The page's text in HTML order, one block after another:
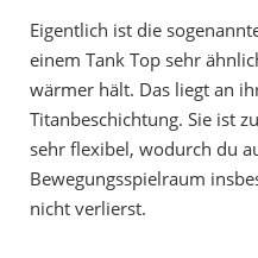
Eigentlich ist die
einem Tank Top sehr
wärmer hält. Das liegt an
Titanbeschichtung. Sie ist
sehr flexibel, wodurch du
Bewegungsspielraum
nicht verlierst.